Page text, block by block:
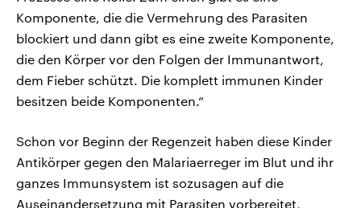
Komponente, die die Vermehrung des Parasiten
blockiert und dann gibt es eine zweite Komponente,
die den Körper vor den Folgen der Immunantwort,
dem Fieber schützt. Die komplett immunen Kinder
besitzen beide Komponenten.“
Schon vor Beginn der Regenzeit haben diese Kinder
Antikörper gegen den Malariaerreger im Blut und ihr
ganzes Immunsystem ist sozusagen auf die
Auseinandersetzung mit Parasiten vorbereitet,